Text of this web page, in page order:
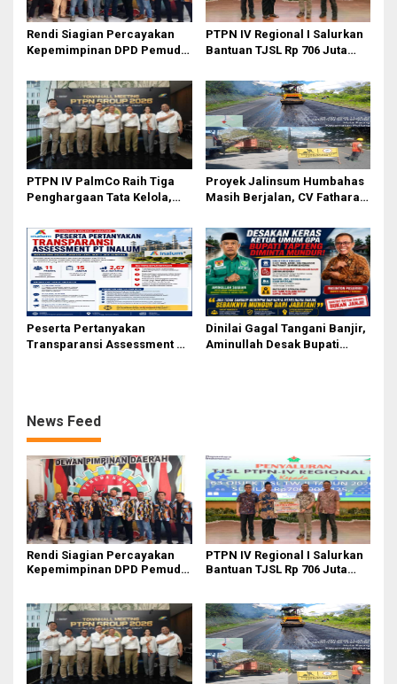
Rendi Siagian Percayakan
Kepemimpinan DPD Pemuda
kepada Josef Sembiring
PTPN IV Regional I Salurkan
Bantuan TJSL Rp 706 Juta
Berkelanjutan
PTPN IV PalmCo Raih Tiga
Penghargaan Tata Kelola,
dan Efisiensi
Proyek Jalinsum Humbahas
Masih Berjalan, CV Fathara
Finishing Ulang
Peserta Pertanyakan
Transparansi Assessment PT
Dinilai Gagal Tangani Banjir,
Aminullah Desak Bupati
News Feed
Rendi Siagian Percayakan
Kepemimpinan DPD Pemuda
PTPN IV Regional I Salurkan
Bantuan TJSL Rp 706 Juta